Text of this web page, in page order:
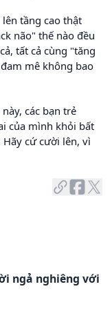
tầng cao thật
não" thế nào đều
tất cả cùng "tăng
mê không bao
các bạn trẻ
của mình khỏi bất
cứ cười lên, vì
ngả nghiêng với